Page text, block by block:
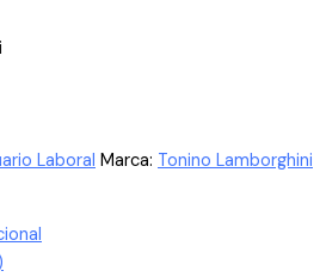
Laboral Marca: Tonino Lamborghini